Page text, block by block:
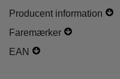
Producent information
Faremærker
EAN